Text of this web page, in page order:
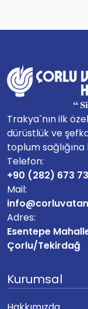
Trakya`nın ilk
dürüstlük ve
toplum sağlığına
Telefon:
+90 (282) 673
Mail:
Adres:
Esentepe
Çorlu/Tekirdağ
Kurumsal